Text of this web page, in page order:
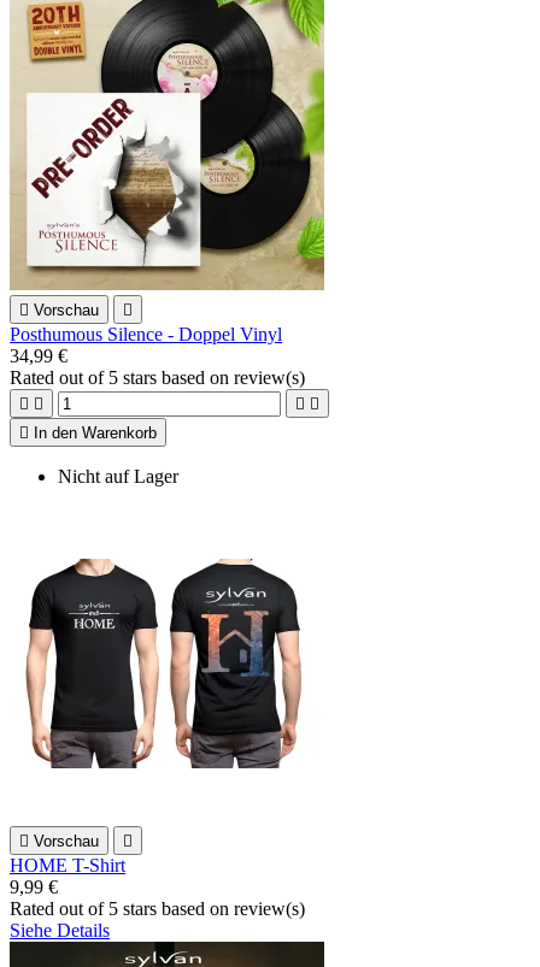
 Vorschau 
Posthumous Silence - Doppel Vinyl
34,99 €
Rated out of 5 stars based on review(s)
   

In den Warenkorb
Nicht auf Lager
 Vorschau 
HOME T-Shirt
9,99 €
Rated out of 5 stars based on review(s)
Siehe Details